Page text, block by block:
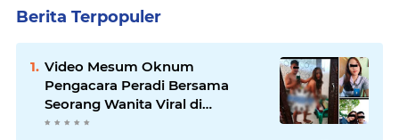
Berita Terpopuler
Video Mesum Oknum
Pengacara Peradi Bersama
Seorang Wanita Viral di
Facebook